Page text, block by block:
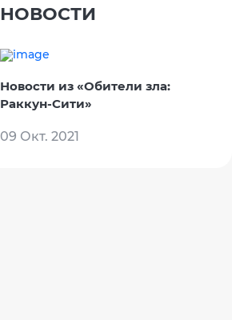
НОВОСТИ
Новости из «Обители зла:
Раккун-Сити»
09 Окт. 2021